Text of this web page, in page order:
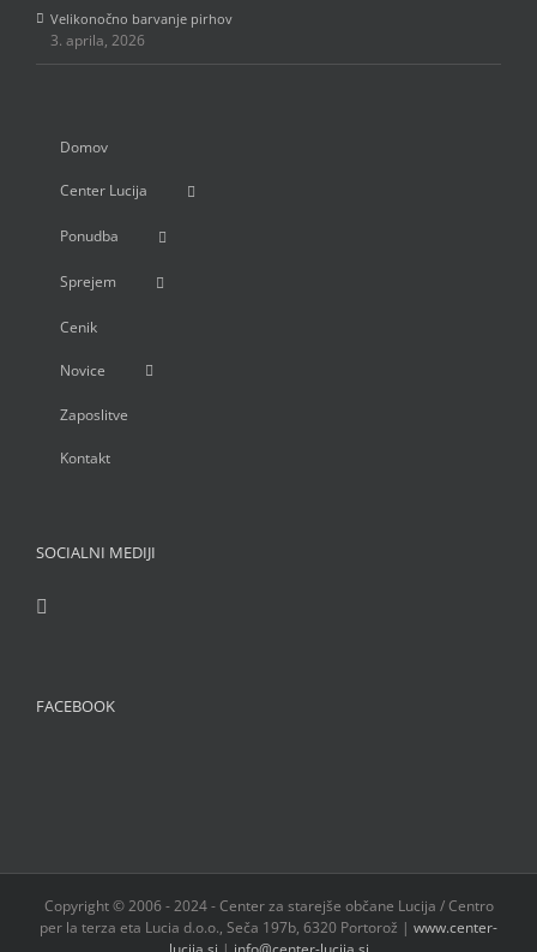
Velikonočno barvanje pirhov
3. aprila, 2026
Domov
Center Lucija
Ponudba
Sprejem
Cenik
Novice
Zaposlitve
Kontakt
SOCIALNI MEDIJI
FACEBOOK
Copyright © 2006 - 2024 - Center za starejše občane Lucija / Centro
per la terza eta Lucia d.o.o., Seča 197b, 6320 Portorož | www.center-